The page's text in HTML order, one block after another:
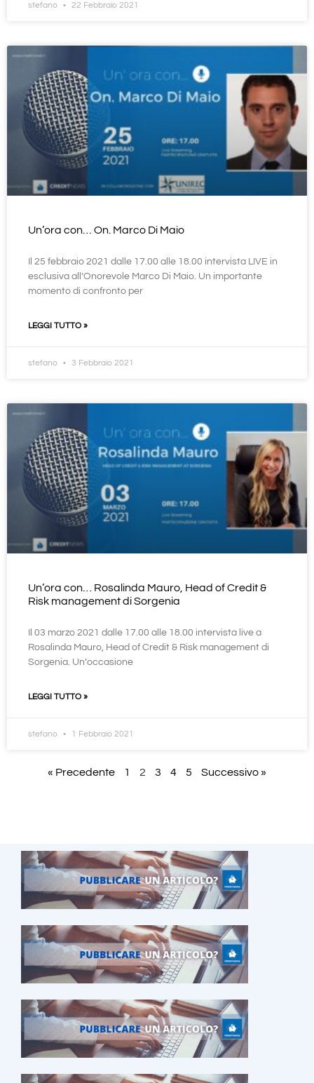
stefano 22 Febbraio 2021
Un’ora con… On. Marco Di Maio
Il 25 febbraio 2021 dalle 17.00 alle 18.00 intervista LIVE in
esclusiva all’Onorevole Marco Di Maio. Un importante
momento di confronto per
LEGGI TUTTO »
stefano 3 Febbraio 2021
Un’ora con… Rosalinda Mauro, Head of Credit &
Risk management di Sorgenia
Il 03 marzo 2021 dalle 17.00 alle 18.00 intervista live a
Rosalinda Mauro, Head of Credit & Risk management di
Sorgenia. Un’occasione
LEGGI TUTTO »
stefano 1 Febbraio 2021
« Precedente 1 2 3 4 5 Successivo »